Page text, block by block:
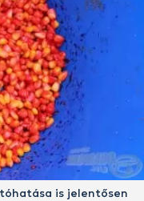
is jelentősen